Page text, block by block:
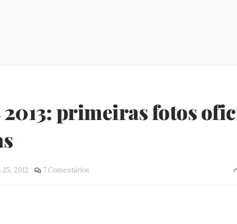
primeiras fotos
25, 2012 7 Comentários